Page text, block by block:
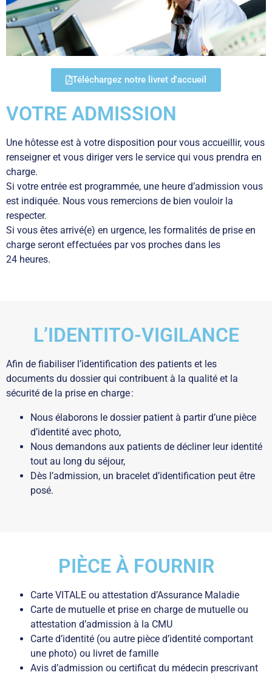
Téléchargez notre livret d'accueil
VOTRE ADMISSION
Une hôtesse est à votre disposition pour vous accueillir, vous
renseigner et vous diriger vers le service qui vous prendra en
charge.
Si votre entrée est programmée, une heure d’admission vous
est indiquée. Nous vous remercions de bien vouloir la
respecter.
Si vous êtes arrivé(e) en urgence, les formalités de prise en
charge seront effectuées par vos proches dans les
24 heures.
L’IDENTITO-VIGILANCE
Afin de fiabiliser l’identification des patients et les
documents du dossier qui contribuent à la qualité et la
sécurité de la prise en charge :
Nous élaborons le dossier patient à partir d’une pièce
d’identité avec photo,
Nous demandons aux patients de décliner leur identité
tout au long du séjour,
Dès l’admission, un bracelet d’identification peut être
posé.
PIÈCE À FOURNIR
Carte VITALE ou attestation d’Assurance Maladie
Carte de mutuelle et prise en charge de mutuelle ou
attestation d’admission à la CMU
Carte d’identité (ou autre pièce d’identité comportant
une photo) ou livret de famille
Avis d’admission ou certificat du médecin prescrivant